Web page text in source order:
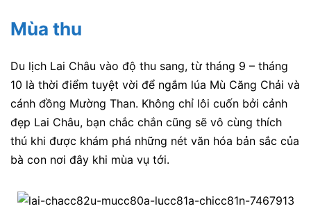
Mùa thu
Du lịch Lai Châu vào độ thu sang, từ tháng 9 – tháng
10 là thời điểm tuyệt vời để ngắm lúa Mù Căng Chải và
cánh đồng Mường Than. Không chỉ lôi cuốn bởi cảnh
đẹp Lai Châu, bạn chắc chắn cũng sẽ vô cùng thích
thú khi được khám phá những nét văn hóa bản sắc của
bà con nơi đây khi mùa vụ tới.